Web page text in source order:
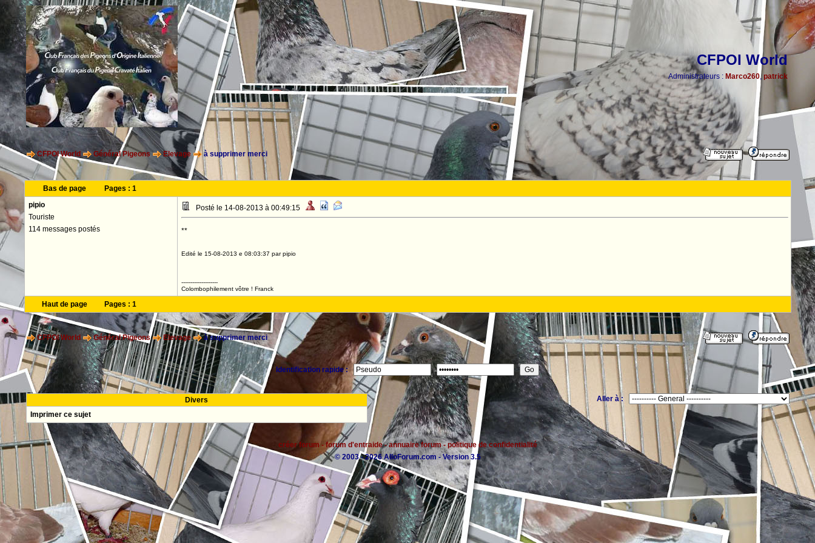
CFPOI World
Administrateurs : Marco260, patrick
CFPOI World Général Pigeons Elevage à supprimer merci
Bas de page Pages : 1
pipio
Touriste
114 messages postés
Posté le 14-08-2013 à 00:49:15
**
Edité le 15-08-2013 e 08:03:37 par pipio
--------------------
Colombophilement vôtre ! Franck
Haut de page Pages : 1
CFPOI World Général Pigeons Elevage à supprimer merci
Identification rapide :
Divers
Imprimer ce sujet
Aller à :
créer forum-forum d'entraide-annuaire forum-politique de confidentialité
© 2003 - 2026 AlloForum.com - Version 3.5